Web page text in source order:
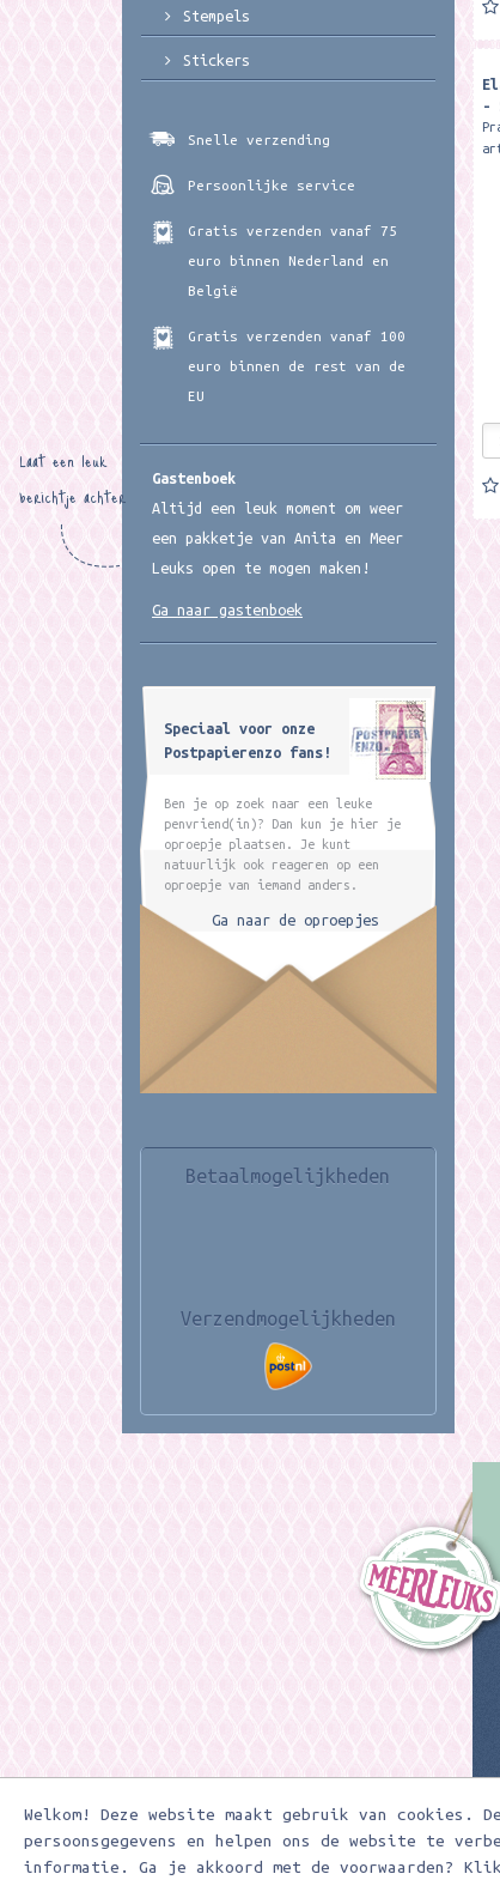
Welkom! Deze website maakt gebruik van cookies.
persoonsgegevens en helpen ons de website te
informatie. Ga je akkoord met de voorwaarden?
-
Stempels
Stickers
Snelle verzending
Persoonlijke service
Gratis verzenden vanaf 75
euro binnen Nederland en
België
Gratis verzenden vanaf 100
euro binnen de rest van de
EU
Gastenboek
Altijd een leuk moment om weer
een pakketje van Anita en Meer
Leuks open te mogen maken!
Laat een leuk
berichtje achter
Ga naar gastenboek
Speciaal voor onze
Postpapierenzo fans!
Ben je op zoek naar een leuke
penvriend(in)? Dan kun je hier je
oproepje plaatsen. Je kunt
natuurlijk ook reageren op een
oproepje van iemand anders.
Ga naar de oproepjes
Betaalmogelijkheden
Verzendmogelijkheden